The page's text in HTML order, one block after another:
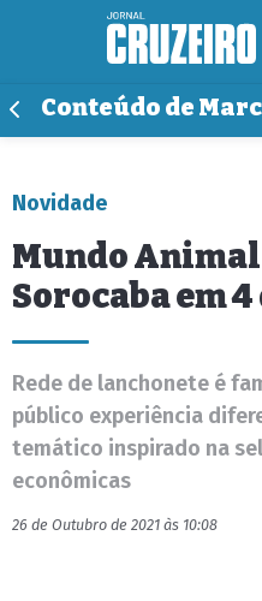
Conteúdo de
Novidade
Mundo Animal
Sorocaba em
Rede de lanchonete é
público experiência
temático inspirado na
econômicas
26 de Outubro de 2021 às 10:08